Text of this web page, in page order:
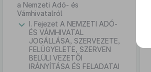
a Nemzeti Adó- és
Vámhivatalról
I. Fejezet A NEMZETI ADÓ-
ÉS VÁMHIVATAL
JOGÁLLÁSA, SZERVEZETE,
FELÜGYELETE, SZERVEN
BELÜLI VEZETŐI
IRÁNYÍTÁSA ÉS FELADATAI